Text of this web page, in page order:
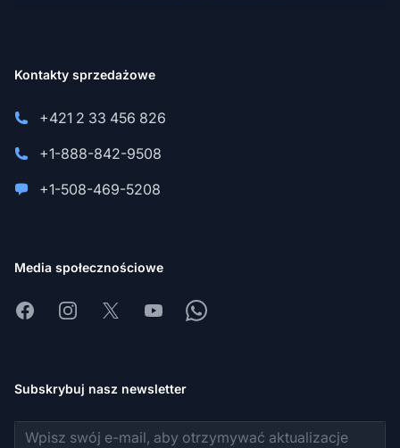
Kontakty sprzedażowe
+421 2 33 456 826
+1-888-842-9508
+1-508-469-5208
Media społecznościowe
FacebookInstagram
X YoutubeWhatsapp
Subskrybuj nasz newsletter
Adres e-mail